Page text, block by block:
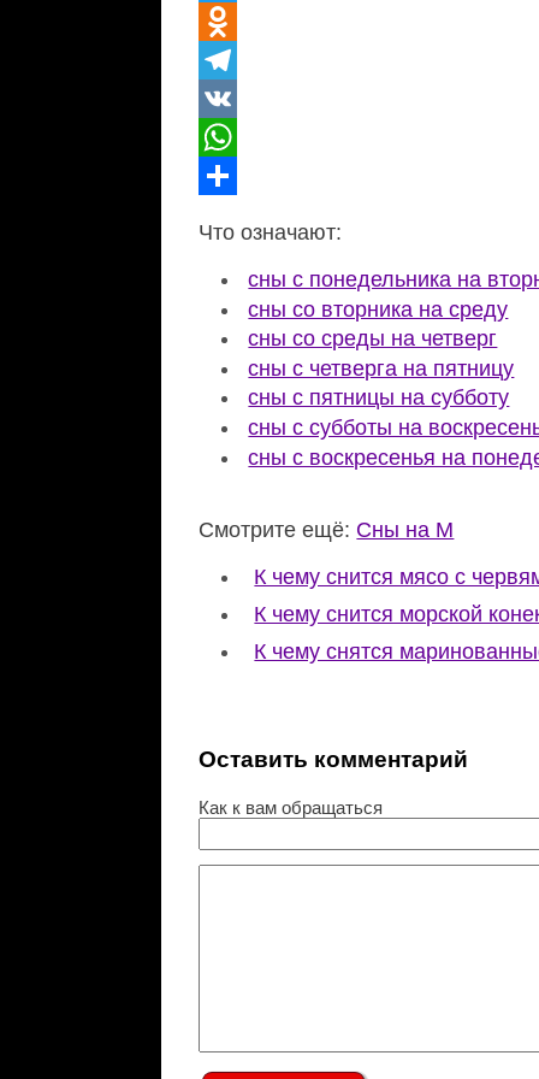
Twitter
Odnoklassniki
Telegram
VK
WhatsApp
Что означают:
сны с понедельника на
сны со вторника на среду
сны со среды на четверг
сны с четверга на пятницу
сны с пятницы на субботу
сны с субботы на
сны с воскресенья на
Смотрите ещё: Сны на М
К чему снится мясо с
К чему снится морской
К чему снятся
Оставить комментарий
Как к вам обращаться